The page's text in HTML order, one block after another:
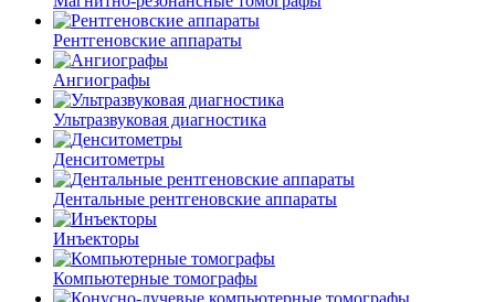
Рентгеновские аппараты
Ангиографы
Ультразвуковая диагностика
Денситометры
Дентальные рентгеновские аппараты
Инъекторы
Компьютерные томографы